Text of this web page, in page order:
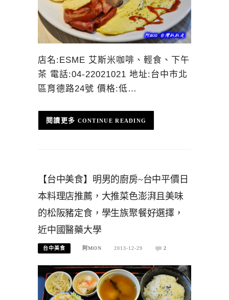
店名:ESME 艾斯米咖啡、輕食、下午
茶 電話:04-22021021 地址:台中市北
區育德路24號 價格:低…
CONTINUE READING
【台中美食】明男的廚房~台中平價日
本料理店推薦，大推菜色澎湃且美味
的松阪豬定食，學生族聚餐好選擇，
近中國醫藥大學
台中美食 阿MON 2013-12-29 2